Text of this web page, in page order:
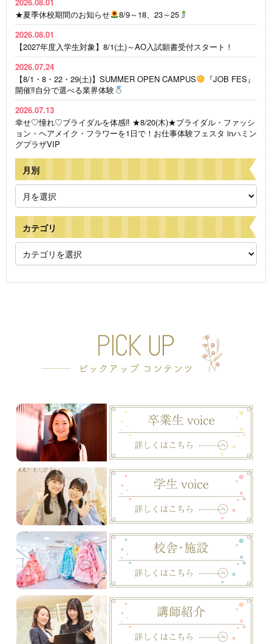
★夏季休校期間のお知らせ
8/9～18、23～25
2026.08.01
【2027年度入学生対象】8/1(土)～AO入試願書受付スタート！
2026.07.24
【8/1・8・22・29(土)】SUMMER OPEN CAMPUS
『JOB FES』
開催‼自分で選べる業界体験
2026.07.13
幸せ♡憧れ♡ブライダルを体感‼ ★8/20(木)★ブライダル・ファッシ
ョン・ヘアメイク・フラワーを1日で！お仕事体験フェスタ inハミン
グプラザVIP
月別
カテゴリ